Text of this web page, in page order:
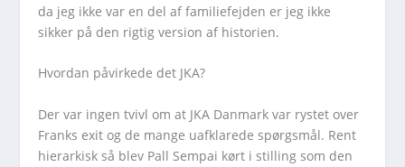
da jeg ikke var en del af familiefejden er jeg ikke
sikker på den rigtig version af historien.
Hvordan påvirkede det JKA?
Der var ingen tvivl om at JKA Danmark var rystet over
Franks exit og de mange uafklarede spørgsmål. Rent
hierarkisk så blev Pall Sempai kørt i stilling som den